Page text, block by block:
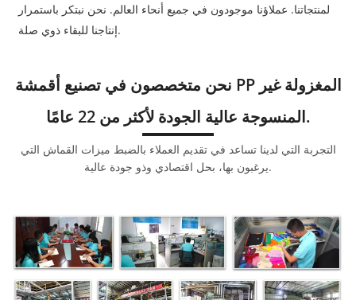
لمنتجاتنا. عملاؤنا موجودون في جميع أنحاء العالم. نحن نبتكر باستمرار
إنتاجنا للبقاء ذوي صلة.
نحن متخصصون في تصنيع أقمشة PP المغزولة غير
المنسوجة عالية الجودة لأكثر من 22 عامًا.
التجربة التي لدينا تساعد في تقديم العملاء بالضبط ميزات القماش التي
يرغبون بها، بحل اقتصادي وذو جودة عالية.